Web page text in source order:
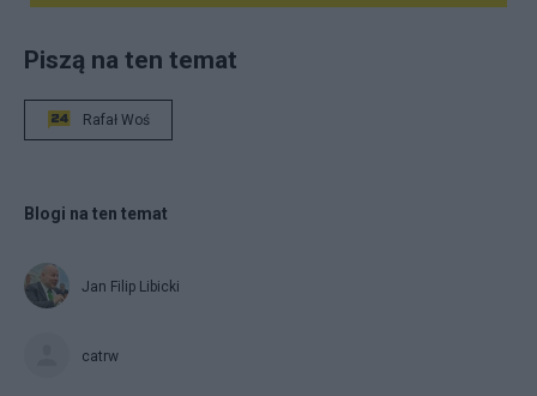
Piszą na ten temat
Rafał Woś
Blogi na ten temat
Jan Filip Libicki
catrw